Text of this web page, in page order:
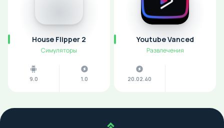
House Flipper 2
Симуляторы
9.0 1.0
Youtube Vanced
Развлечения
20.02.40